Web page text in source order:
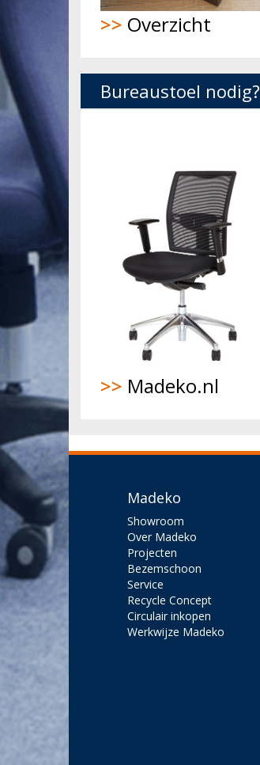
>> Overzicht
Bureaustoel nodig?
>> Madeko.nl
Madeko
Showroom
Over Madeko
Projecten
Bezemschoon
Service
Recycle Concept
Circulair inkopen
Werkwijze Madeko